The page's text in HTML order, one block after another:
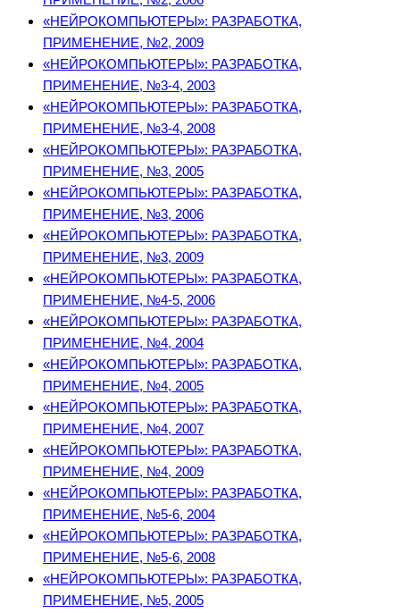
«НЕЙРОКОМПЬЮТЕРЫ»: РАЗРАБОТКА,
ПРИМЕНЕНИЕ, №2, 2009
«НЕЙРОКОМПЬЮТЕРЫ»: РАЗРАБОТКА,
ПРИМЕНЕНИЕ, №3-4, 2003
«НЕЙРОКОМПЬЮТЕРЫ»: РАЗРАБОТКА,
ПРИМЕНЕНИЕ, №3-4, 2008
«НЕЙРОКОМПЬЮТЕРЫ»: РАЗРАБОТКА,
ПРИМЕНЕНИЕ, №3, 2005
«НЕЙРОКОМПЬЮТЕРЫ»: РАЗРАБОТКА,
ПРИМЕНЕНИЕ, №3, 2006
«НЕЙРОКОМПЬЮТЕРЫ»: РАЗРАБОТКА,
ПРИМЕНЕНИЕ, №3, 2009
«НЕЙРОКОМПЬЮТЕРЫ»: РАЗРАБОТКА,
ПРИМЕНЕНИЕ, №4-5, 2006
«НЕЙРОКОМПЬЮТЕРЫ»: РАЗРАБОТКА,
ПРИМЕНЕНИЕ, №4, 2004
«НЕЙРОКОМПЬЮТЕРЫ»: РАЗРАБОТКА,
ПРИМЕНЕНИЕ, №4, 2005
«НЕЙРОКОМПЬЮТЕРЫ»: РАЗРАБОТКА,
ПРИМЕНЕНИЕ, №4, 2007
«НЕЙРОКОМПЬЮТЕРЫ»: РАЗРАБОТКА,
ПРИМЕНЕНИЕ, №4, 2009
«НЕЙРОКОМПЬЮТЕРЫ»: РАЗРАБОТКА,
ПРИМЕНЕНИЕ, №5-6, 2004
«НЕЙРОКОМПЬЮТЕРЫ»: РАЗРАБОТКА,
ПРИМЕНЕНИЕ, №5-6, 2008
«НЕЙРОКОМПЬЮТЕРЫ»: РАЗРАБОТКА,
ПРИМЕНЕНИЕ, №5, 2005